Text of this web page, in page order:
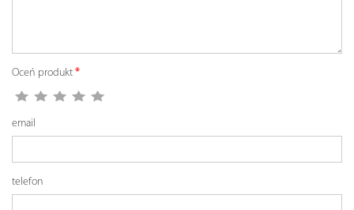
Oceń produkt
email
telefon